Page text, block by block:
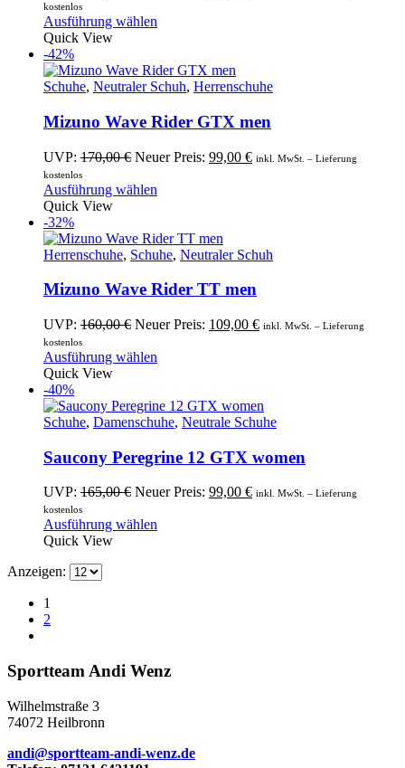
Produktseite
werden
war:
kostenlos
Ausführung wählen
mehrere
Varianten
Die
Optionen
können
auf
Produktseite
werden
Quick View
-42%
Schuhe, Neutraler Schuh, Herrenschuhe
Mizuno Wave Rider GTX men
UVP: 170,00€ Ursprünglicher
war:
Neuer Preis: 99,00 €Aktueller
inkl. MwSt. – Lieferung
kostenlos
Ausführung wählen
mehrere
Varianten
Die
können
Produktseite
werden
Quick View
-32%
Herrenschuhe, Schuhe, Neutraler Schuh
Mizuno Wave Rider TT men
UVP: 160,00€ Ursprünglicher
war:
Neuer Preis: 109,00 €Aktueller
inkl. MwSt. – Lieferung
kostenlos
Ausführung wählen
mehrere
Varianten
Die
Optionen
können
Produktseite
Quick View
-40%
Schuhe, Damenschuhe, Neutrale Schuhe
Saucony Peregrine 12 GTX women
UVP: 165,00€ Ursprünglicher
war:
Neuer Preis: 99,00 €Aktueller
inkl. MwSt. – Lieferung
kostenlos
Ausführung wählen
auf
Quick View
Anzeigen:
1
2
Sportteam Andi Wenz
Wilhelmstraße 3
74072 Heilbronn
andi@sportteam-andi-wenz.de